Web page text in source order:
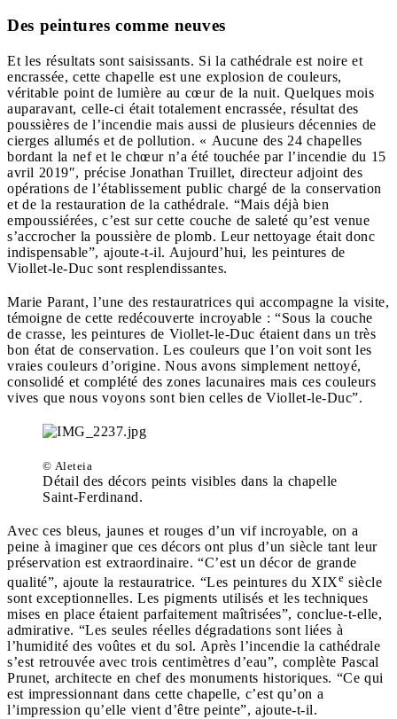
Des peintures comme neuves
Et les résultats sont saisissants. Si la cathédrale est noire et
encrassée, cette chapelle est une explosion de couleurs,
véritable point de lumière au cœur de la nuit. Quelques mois
auparavant, celle-ci était totalement encrassée, résultat des
poussières de l’incendie mais aussi de plusieurs décennies de
cierges allumés et de pollution. « Aucune des 24 chapelles
bordant la nef et le chœur n’a été touchée par l’incendie du 15
avril 2019″, précise Jonathan Truillet, directeur adjoint des
opérations de l’établissement public chargé de la conservation
et de la restauration de la cathédrale. “Mais déjà bien
empoussiérées, c’est sur cette couche de saleté qu’est venue
s’accrocher la poussière de plomb. Leur nettoyage était donc
indispensable”, ajoute-t-il. Aujourd’hui, les peintures de
Viollet-le-Duc sont resplendissantes.
Marie Parant, l’une des restauratrices qui accompagne la visite,
témoigne de cette redécouverte incroyable : “Sous la couche
de crasse, les peintures de Viollet-le-Duc étaient dans un très
bon état de conservation. Les couleurs que l’on voit sont les
vraies couleurs d’origine. Nous avons simplement nettoyé,
consolidé et complété des zones lacunaires mais ces couleurs
vives que nous voyons sont bien celles de Viollet-le-Duc”.
© Aleteia
Détail des décors peints visibles dans la chapelle
Saint-Ferdinand.
Avec ces bleus, jaunes et rouges d’un vif incroyable, on a
peine à imaginer que ces décors ont plus d’un siècle tant leur
préservation est extraordinaire. “C’est un décor de grande
qualité”, ajoute la restauratrice. “Les peintures du XIXe siècle
sont exceptionnelles. Les pigments utilisés et les techniques
mises en place étaient parfaitement maîtrisées”, conclue-t-elle,
admirative. “Les seules réelles dégradations sont liées à
l’humidité des voûtes et du sol. Après l’incendie la cathédrale
s’est retrouvée avec trois centimètres d’eau”, complète Pascal
Prunet, architecte en chef des monuments historiques. “Ce qui
est impressionnant dans cette chapelle, c’est qu’on a
l’impression qu’elle vient d’être peinte”, ajoute-t-il.